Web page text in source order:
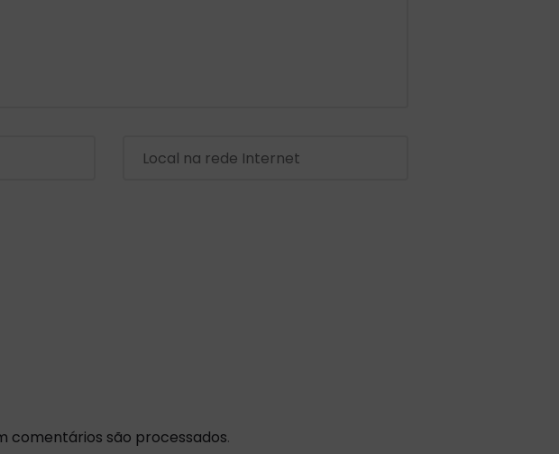
comentários são processados.